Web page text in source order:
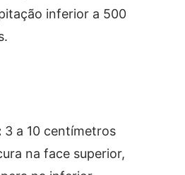
inferior a 500
3 a 10 centímetros
na face superior,